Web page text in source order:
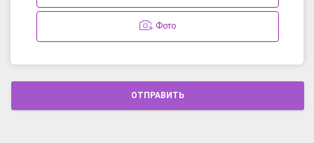
Фото
ОТПРАВИТЬ